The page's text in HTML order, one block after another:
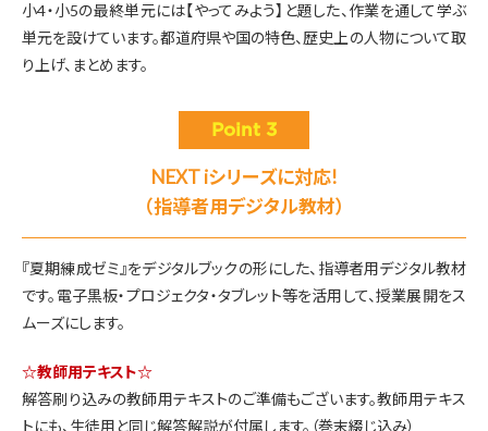
小4・小5の最終単元には【やってみよう】と題した、作業を通して学ぶ
単元を設けています。都道府県や国の特色、歴史上の人物について取
り上げ、まとめます。
Point 3
NEXT iシリーズに対応!
（指導者用デジタル教材）
『夏期練成ゼミ』をデジタルブックの形にした、指導者用デジタル教材
です。 電子黒板・プロジェクタ・タブレット等を活用して、授業展開をス
ムーズにします。
☆教師用テキスト☆
解答刷り込みの教師用テキストのご準備もございます。教師用テキス
トにも、生徒用と同じ解答解説が付属します。（巻末綴じ込み）